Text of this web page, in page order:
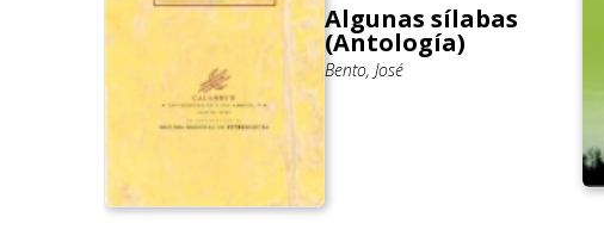
Algunas sílabas
(Antología)
Bento, José